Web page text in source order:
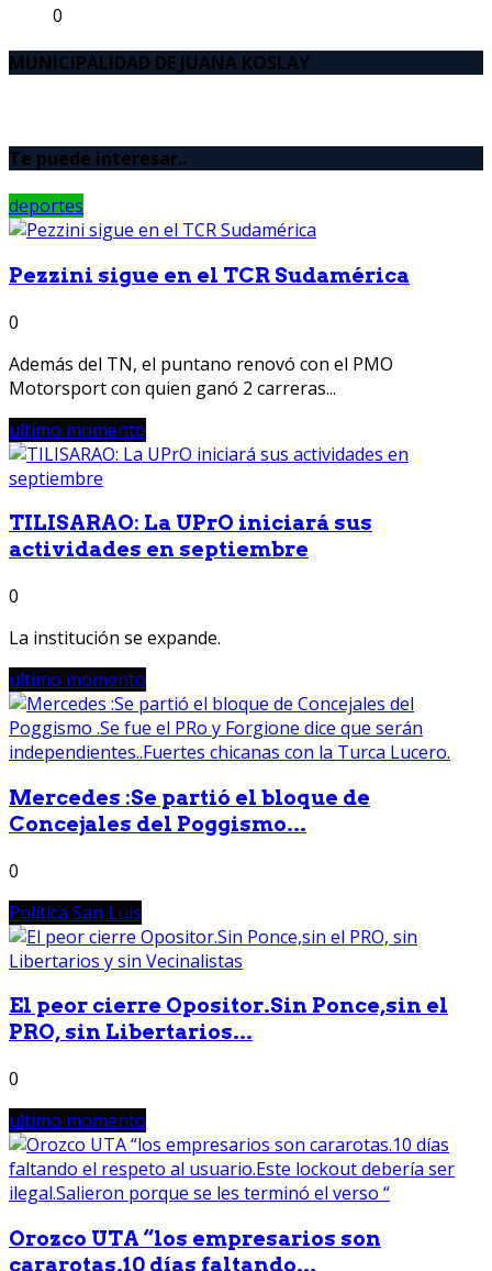
0
MUNICIPALIDAD DE JUANA KOSLAY
Te puede interesar..
deportes
Pezzini sigue en el TCR Sudamérica
0
Además del TN, el puntano renovó con el PMO
Motorsport con quien ganó 2 carreras...
ultimo momento
TILISARAO: La UPrO iniciará sus
actividades en septiembre
0
La institución se expande.
ultimo momento
Mercedes :Se partió el bloque de
Concejales del Poggismo...
0
Política San Luis
El peor cierre Opositor.Sin Ponce,sin el
PRO, sin Libertarios...
0
ultimo momento
Orozco UTA “los empresarios son
cararotas.10 días faltando...